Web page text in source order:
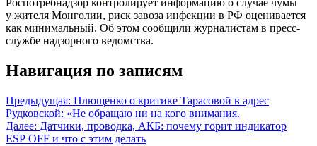
Роспотребнадзор контролирует информацию о случае чумы
у жителя Монголии, риск завоза инфекции в РФ оценивается
как минимальный. Об этом сообщили журналистам в пресс-
службе надзорного ведомства.
Навигация по записям
Предыдущая: Плющенко о критике Тарасовой в адрес
Рудковской: «Не обращаю ни на кого внимания.
Далее: Датчики, проводка, АКБ: почему горит индикатор
ESP OFF и что с этим делать